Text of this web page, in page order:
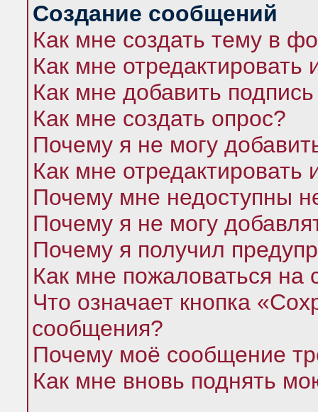
Создание сообщений
Как мне создать тему в
Как мне
Как мне добавить
Как мне создать опрос?
Почему я не могу
Как мне отредактировать
Почему мне недоступны
Почему я не могу
Почему я получил
Как мне пожаловаться
Что означает кнопка
сообщения?
Почему моё сообщение
Как мне вновь поднять